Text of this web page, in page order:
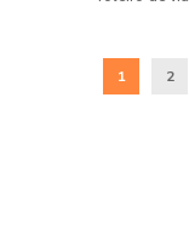
1 2